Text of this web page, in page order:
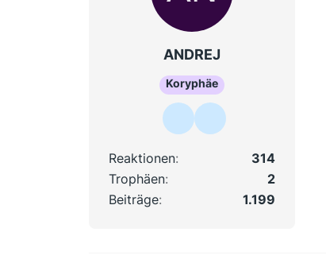
ANDREJ
Koryphäe
Reaktionen
314
Trophäen
2
Beiträge
1.199